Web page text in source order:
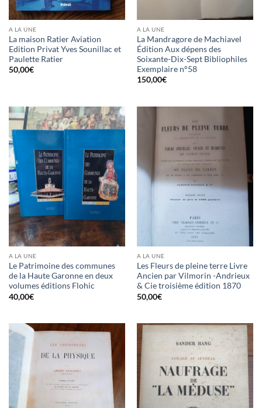
A LA UNE
La maison Ratier Aviation
Edition Privat Yves Sounillac et
Paulette Ratier
50,00€
A LA UNE
La Mandragore de Machiavel
Édition Aux dépens des
Soixante-Dix-Sept Bibliophiles
Exemplaire n°58
150,00€
A LA UNE
Le Patrimoine des communes
de la Haute Garonne en deux
volumes éditions Flohic
40,00€
A LA UNE
Les Fleurs de pleine terre Livre
Ancien par Vilmorin -Andrieux
& Cie troisième édition 1870
50,00€